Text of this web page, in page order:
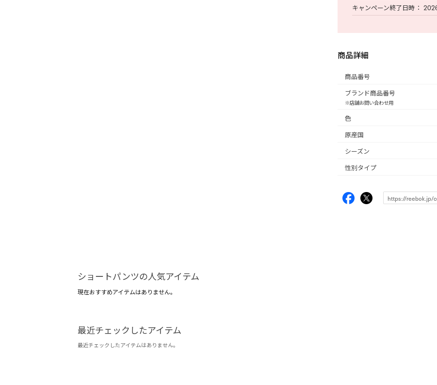
キャンペーン終了日時
商品詳細
商品番号
ブランド商品番号
※店舗お問い合わせ用
色
原産国
シーズン
性別タイプ
ショートパンツの人気アイテム
現在おすすめアイテムはありません。
最近チェックしたアイテム
最近チェックしたアイテムはありません。